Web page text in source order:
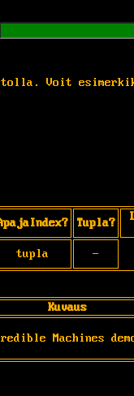
Voit
Tupla?
tupla -
Kuvaus
Machines